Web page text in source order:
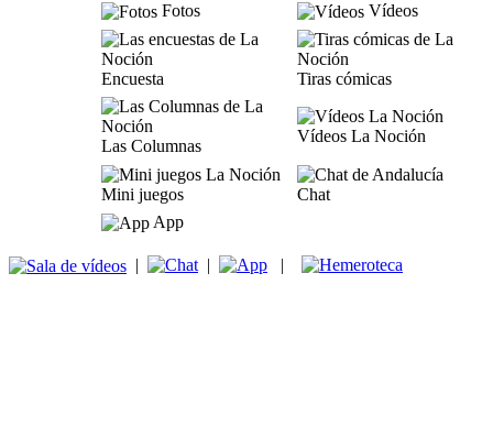
Fotos
Vídeos
Encuesta Tiras cómicas
Las Columnas
Vídeos La Noción
Mini juegos
Chat
App
| | |